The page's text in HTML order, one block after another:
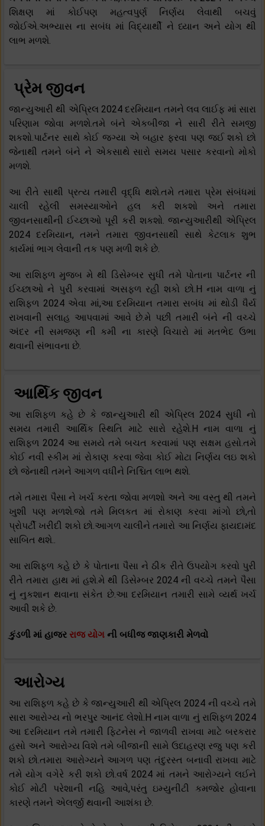
શિક્ષણ માં કોઈપણ મહત્વપુર્ણ નિર્ણય લેવાથી બચવું
જોઈએ.અભ્યાસ ના સબંધ માં વિદ્યાર્થી ને ધ્યાન અને યોગ થી
લાભ મળશે.
પ્રેમ જીવન
જાન્યુઆરી થી એપ્રિલ 2024 દરમિયાન તમને લવ લાઈફ માં સારા
પરિણામ જોવા મળશે.તમે બંને એકબીજા ને સારી રીતે સમજી
શકશો.પાર્ટનર સાથે કોઈ જગ્યા એ બહાર ફરવા પણ જઈ શકો છો
જેનાથી તમને બંને ને એકસાથે સારો સમય પસાર કરવાનો મોકો
મળશે.
આ રીતે સાથી પ્રત્ય તમારી વૃદ્ધિ થશે.તમે તમારા પ્રેમ સંબંધમાં
ચાલી રહેલી સમસ્યાઓને હલ કરી શકશો અને તમારા
જીવનસાથીની ઈચ્છાઓ પૂરી કરી શકશો. જાન્યુઆરીથી એપ્રિલ
2024 દરમિયાન, તમને તમારા જીવનસાથી સાથે કેટલાક શુભ
કાર્યમાં ભાગ લેવાની તક પણ મળી શકે છે.
આ રાશિફળ મુજબ મે થી ડિસેમ્બર સુધી તમે પોતાના પાર્ટનર ની
ઈચ્છાઓ ને પુરી કરવામાં અસફળ રહી શકો છો.H નામ વાળા નું
રાશિફળ 2024 એવા માં,આ દરમિયાન તમારા સબંધ માં થોડી ધૈર્ય
રાખવાની સલાહ આપવામાં આવે છે.મે પછી તમારી બંને ની વચ્ચે
અંદર ની સમજણ ની કમી ના કારણે વિચારો માં મતભેદ ઉભા
થવાની સંભાવના છે.
આર્થિક જીવન
આ રાશિફળ કહે છે કે જાન્યુઆરી થી એપ્રિલ 2024 સુધી નો
સમય તમારી આર્થિક સ્થિતિ માટે સારો રહેશે.H નામ વાળા નું
રાશિફળ 2024 આ સમયે તમે બચત કરવામાં પણ સક્ષમ હસો.તમે
કોઈ નવી સ્કીમ માં રોકાણ કરવા જેવા કોઈ મોટા નિર્ણય લઇ શકો
છો જેનાથી તમને આગળ વધીને નિશ્ચિત લાભ થશે.
તમે તમારા પૈસા ને ખર્ચ કરતા જોવા મળશો અને આ વસ્તુ થી તમને
ખુશી પણ મળશે.જો તમે મિલકત માં રોકાણ કરવા માંગો છો,તો
પ્રોપર્ટી ખરીદી શકો છો.આગળ ચાલીને તમારો આ નિર્ણય ફાયદામંદ
સાબિત થશે..
આ રાશિફળ કહે છે કે પોતાના પૈસા ને ઠીક રીતે ઉપયોગ કરવો પુરી
રીતે તમારા હાથ માં હશે.મે થી ડિસેમ્બર 2024 ની વચ્ચે તમને પૈસા
નું નુકશાન થવાના સંકેત છે.આ દરમિયાન તમારી સામે વ્યર્થ ખર્ચ
આવી શકે છે.
કુંડળી માં હાજર રાજ યોગ ની બધીજ જાણકારી મેળવો
આરોગ્ય
આ રાશિફળ કહે છે કે જાન્યુઆરી થી એપ્રિલ 2024 ની વચ્ચે તમે
સારા આરોગ્ય નો ભરપુર આનંદ લેશો.H નામ વાળા નું રાશિફળ 2024
આ દરમિયાન તમે તમારી ફિટનેસ ને જાળવી રાખવા માટે બરકરાર
હસો અને આરોગ્ય વિશે તમે બીજાની સામે ઉદાહરણ રજુ પણ કરી
શકો છો.તમારા આરોગ્યને આગળ પણ તંદુરસ્ત બનાવી રાખવા માટે
તમે યોગ વગેરે કરી શકો છો.વર્ષ 2024 માં તમને આરોગ્યને લઈને
કોઈ મોટી પરેશાની નહિ આવે,પરંતુ ઇમ્યુનીટી કમજોર હોવાના
કારણે તમને એલર્જી થવાની આશંકા છે.